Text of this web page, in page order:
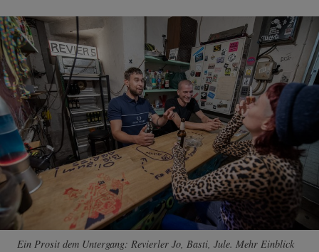
Ein Prosit dem Untergang: Revierler Jo, Basti, Jule. Mehr Einblick